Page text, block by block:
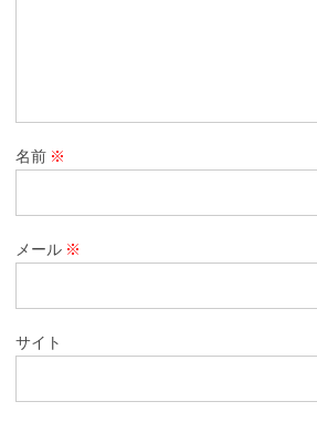
名前 ※
メール ※
サイト